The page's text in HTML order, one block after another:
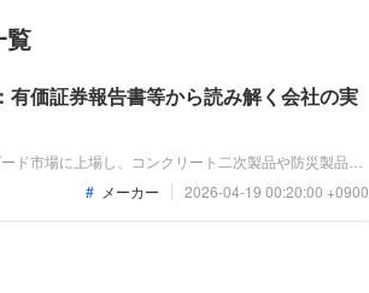
覧
価証券報告書等から読み解く会社の実
市場に上場し、コンクリート二次製品や防災製品、
績は好調で、直近の売上高は465億円、営業利益は71
与し、大幅な最終増益を記録しています。
メーカー 2026-04-19 00:20:00 +0900